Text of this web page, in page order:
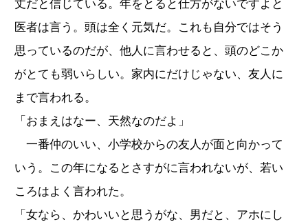
丈だと信じている。年をとると仕方がないですよと
医者は言う。頭は全く元気だ。これも自分ではそう
思っているのだが、他人に言わせると、頭のどこか
がとても弱いらしい。家内にだけじゃない、友人に
まで言われる。
「おまえはなー、天然なのだよ」
一番仲のいい、小学校からの友人が面と向かって
いう。この年になるとさすがに言われないが、若い
ころはよく言われた。
「女なら、かわいいと思うがな、男だと、アホにし